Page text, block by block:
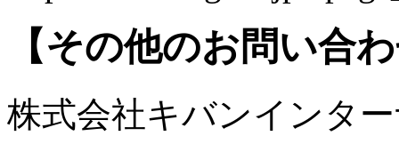
【その他のお問い合
株式会社キバンインタ